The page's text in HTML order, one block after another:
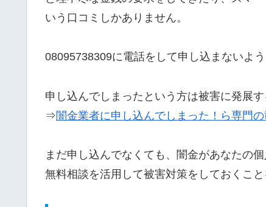
いう口コミしかありません。
08095738309に電話をして申し込まないよう
申し込んでしまったという方は被害に発展
⇒闇金業者に申し込んでしまった！ら専門
まだ申し込んでなくても、闇金があなたの
無料相談を活用して被害対策をしておくこと